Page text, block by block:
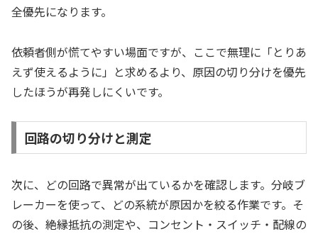
全優先になります。
依頼者側が慌てやすい場面ですが、ここで無理に「とりあ
えず使えるように」と求めるより、原因の切り分けを優先
したほうが再発しにくいです。
回路の切り分けと測定
次に、どの回路で異常が出ているかを確認します。分岐ブ
レーカーを使って、どの系統が原因かを絞る作業です。そ
の後、絶縁抵抗の測定や、コンセント・スイッチ・配線の